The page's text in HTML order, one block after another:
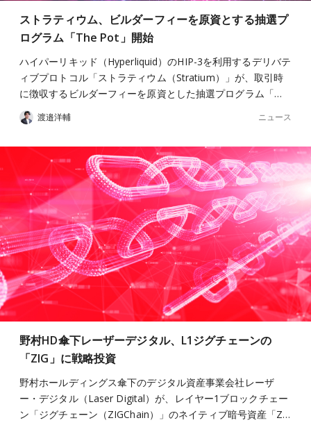
ストラティウム、ビルダーフィーを原資とする抽選プ
ログラム「The Pot」開始
ハイパーリキッド（Hyperliquid）のHIP-3を利用するデリバテ
ィブプロトコル「ストラティウム（Stratium）」が、取引時
に徴収するビルダーフィーを原資とした抽選プログラム「…
渡邉洋輔 ニュース
野村HD傘下レーザーデジタル、L1ジグチェーンの
「ZIG」に戦略投資
野村ホールディングス傘下のデジタル資産事業会社レーザ
ー・デジタル（Laser Digital）が、レイヤー1ブロックチェー
ン「ジグチェーン（ZIGChain）」のネイティブ暗号資産「Z…